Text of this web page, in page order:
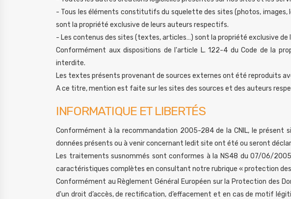
- Tous les éléments constitutifs du squelette des sites (photos,
sont la propriété exclusive de leurs auteurs respectifs.
- Les contenus des sites (textes, articles…) sont la propriété exclusive
Conformément aux dispositions de l'article L. 122-4 du Code de la
interdite.
Les textes présents provenant de sources externes ont été reproduits
A ce titre, mention est faite sur les sites des sources et des auteurs
INFORMATIQUE ET LIBERTÉS
Conformément à la recommandation 2005-284 de la CNIL, le
données présents ou à venir concernant ledit site ont été ou seront
Les traitements susnommés sont conformes à la NS48 du 07/06/
caractéristiques complètes en consultant notre rubrique « protection des
Conformément au Règlement Général Européen sur la Protection des
d'un droit d’accès, de rectification, d’effacement et en cas de motif